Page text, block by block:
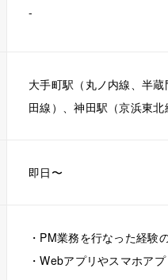
-
大手町駅（丸ノ内線、半
田線）、神田駅（京浜東
即日〜
・PM業務を行なった経験
・Webアプリやスマホア